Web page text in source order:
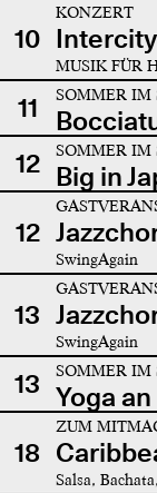
10
KONZERT
MUSIK FÜR
11 SOMMER IM
12
SOMMER IM
Big in
12
SwingAgain
13
SwingAgain
13 SOMMER IM
Yoga
18
ZUM
Salsa,